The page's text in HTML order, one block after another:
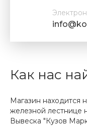
Как нас
Магазин находится
железной лестнице
Вывеска "Кузов